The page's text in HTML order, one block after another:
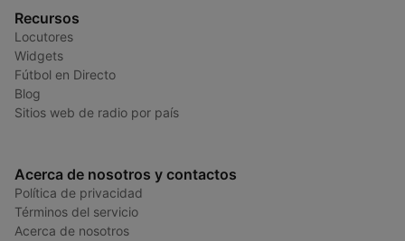
Recursos
Locutores
Widgets
Fútbol en Directo
Blog
Sitios web de radio por país
Acerca de nosotros y contactos
Política de privacidad
Términos del servicio
Acerca de nosotros